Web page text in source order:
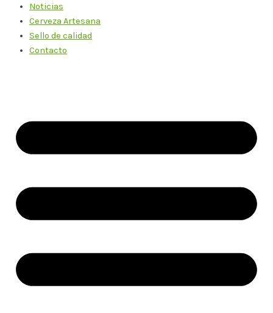
Noticias
Cerveza Artesana
Sello de calidad
Contacto